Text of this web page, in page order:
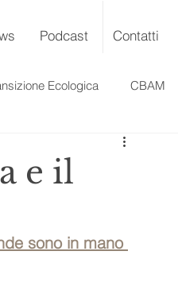
Podcast Contatti
Ecologica CBAM
e il
sono in mano